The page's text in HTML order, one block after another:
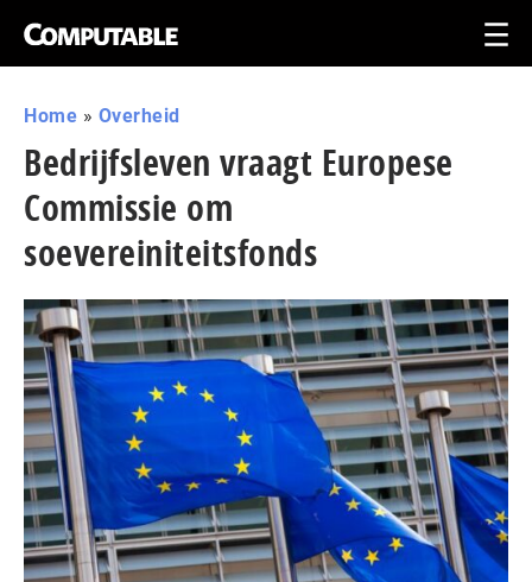
Home » Overheid
Bedrijfsleven vraagt Europese
Commissie om
soevereiniteitsfonds